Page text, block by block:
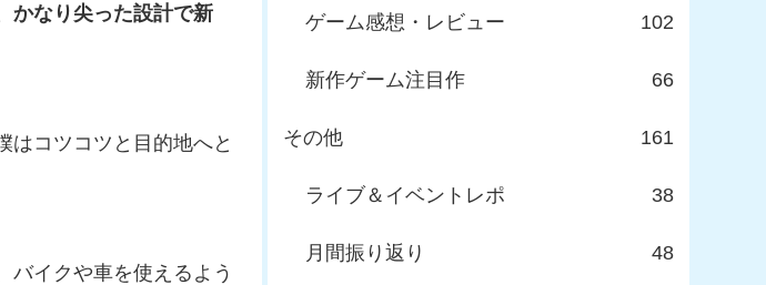
かなり尖った設計で新
はコツコツと目的地へと
バイクや車を使えるよう
ゲーム感想・レビュー 102
新作ゲーム注目作 66
その他 161
ライブ＆イベントレポ 38
月間振り返り 48